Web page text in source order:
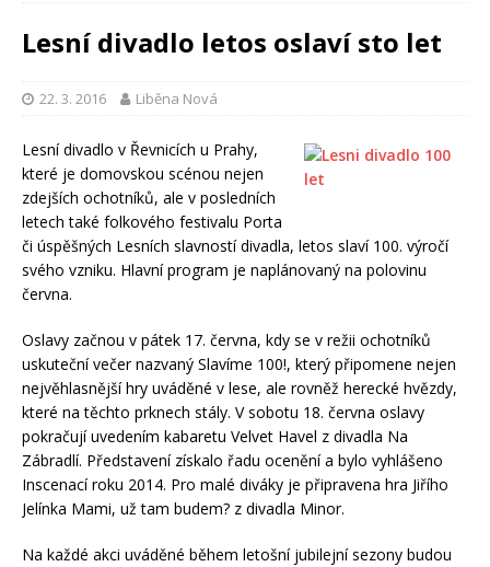
Lesní divadlo letos oslaví sto let
22. 3. 2016 Liběna Nová
Lesní divadlo v Řevnicích u Prahy,
které je domovskou scénou nejen
zdejších ochotníků, ale v posledních
letech také folkového festivalu Porta
či úspěšných Lesních slavností divadla, letos slaví 100. výročí
svého vzniku. Hlavní program je naplánovaný na polovinu
června.
Oslavy začnou v pátek 17. června, kdy se v režii ochotníků
uskuteční večer nazvaný Slavíme 100!, který připomene nejen
nejvěhlasnější hry uváděné v lese, ale rovněž herecké hvězdy,
které na těchto prknech stály. V sobotu 18. června oslavy
pokračují uvedením kabaretu Velvet Havel z divadla Na
Zábradlí. Představení získalo řadu ocenění a bylo vyhlášeno
Inscenací roku 2014. Pro malé diváky je připravena hra Jiřího
Jelínka Mami, už tam budem? z divadla Minor.
Na každé akci uváděné během letošní jubilejní sezony budou